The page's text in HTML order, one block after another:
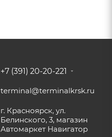
+7 (391) 20-20-221
terminal@terminalkrsk.ru
г. Красноярск, ул.
Белинского, 3, магазин
Автомаркет Навигатор